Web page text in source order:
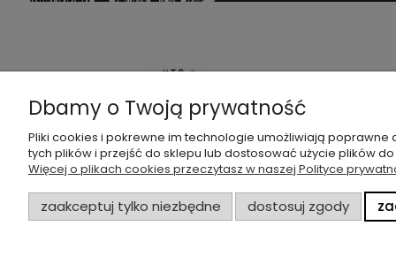
śledź nas na:
Dołącz do naszejgrupy facebookowej !
Dbamy o Twoją prywatność
Pliki cookies i pokrewne im technologie umożliwiają
tych plików i przejść do sklepu lub dostosować użycie plików
Więcej o plikach cookies przeczytasz w naszej Polityce
zaakceptuj tylko niezbędne dostosuj zgody